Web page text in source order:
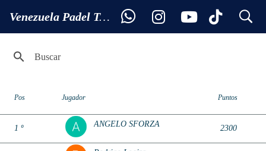
Venezuela Padel Tour search
Ranking SUB 14
Pos Jugador Puntos
1 º ANGELO SFORZA 2300